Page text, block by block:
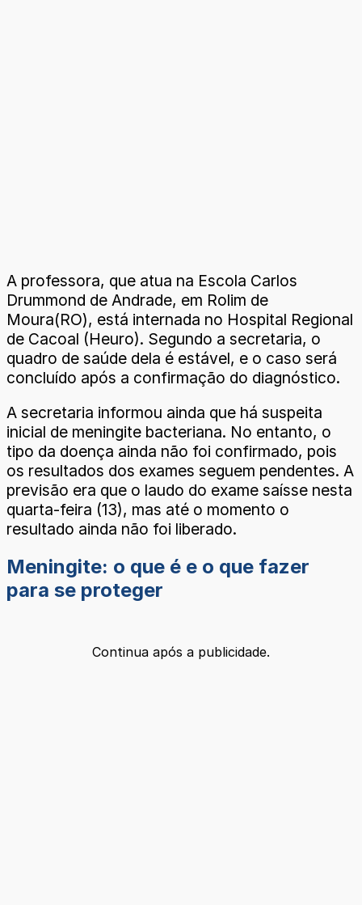
A professora, que atua na Escola Carlos
Drummond de Andrade, em Rolim de
Moura(RO), está internada no Hospital Regional
de Cacoal (Heuro). Segundo a secretaria, o
quadro de saúde dela é estável, e o caso será
concluído após a confirmação do diagnóstico.
A secretaria informou ainda que há suspeita
inicial de meningite bacteriana. No entanto, o
tipo da doença ainda não foi confirmado, pois
os resultados dos exames seguem pendentes. A
previsão era que o laudo do exame saísse nesta
quarta-feira (13), mas até o momento o
resultado ainda não foi liberado.
Meningite: o que é e o que fazer
para se proteger
Continua após a publicidade.